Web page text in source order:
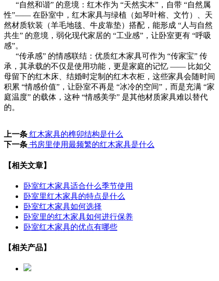
“自然和谐” 的意境：红木作为 “天然实木”，自带 “自然属
性”—— 在卧室中，红木家具与绿植（如琴叶榕、文竹）、天
然材质软装（羊毛地毯、牛皮靠垫）搭配，能形成 “人与自然
共生” 的意境，弱化现代家居的 “工业感”，让卧室更有 “呼吸
感”。
“传承感” 的情感联结：优质红木家具可作为 “传家宝” 传
承，其承载的不仅是使用功能，更是家庭的记忆 —— 比如父
母留下的红木床、结婚时定制的红木衣柜，这些家具会随时间
积累 “情感价值”，让卧室不再是 “冰冷的空间”，而是充满 “家
庭温度” 的载体，这种 “情感美学” 是其他材质家具难以替代
的。
上一条 红木家具的榫卯结构是什么
下一条 书房里使用最频繁的红木家具是什么
【相关文章】
卧室红木家具适合什么季节使用
卧室里红木家具的特点是什么
卧室红木家具如何选择
卧室里的红木家具如何进行保养
卧室红木家具的优点有哪些
【相关产品】